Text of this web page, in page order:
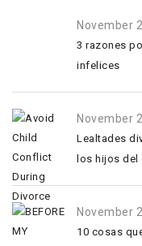
November
3 razones
infelices
November
Lealtades
los hijos del
November
10 cosas